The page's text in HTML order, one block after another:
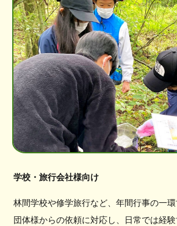
学校・旅行会社様向け
林間学校や修学旅行など、年間行事の一
団体様からの依頼に対応し、日常では経